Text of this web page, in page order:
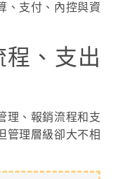
、支付、內控與資
、支出
理、報銷流程和支
管理層級卻大不相